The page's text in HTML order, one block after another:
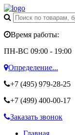
Время работы:
ПН-ВС 09:00 - 19:00
Определение...
+7 (495) 979-28-25
+7 (499) 400-00-17
Заказать звонок
Главная